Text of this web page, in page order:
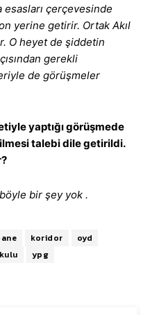
esasları çerçevesinde
yerine getirir. Ortak Akıl
O heyet de şiddetin
gerekli
de görüşmeler
yaptığı görüşmede
talebi dile getirildi.
bir şey yok .
koridor
oyd
ypg